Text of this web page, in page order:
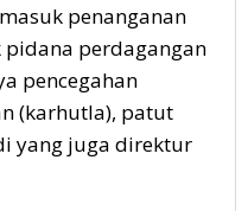
penanganan
perdagangan
pencegahan
(karhutla), patut
yang juga direktur